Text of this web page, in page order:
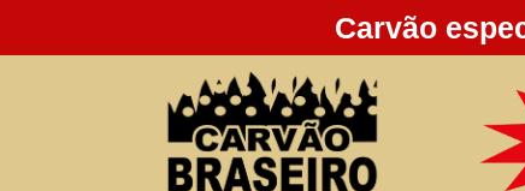
Carvão